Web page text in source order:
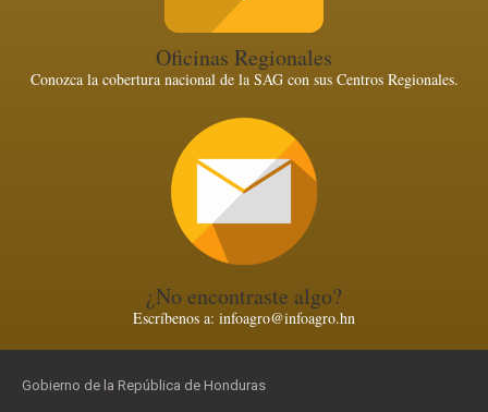
Oficinas Regionales
Conozca la cobertura nacional de la SAG con sus Centros Regionales.
¿No encontraste algo?
Escríbenos a: infoagro@infoagro.hn
Gobierno de la República de Honduras